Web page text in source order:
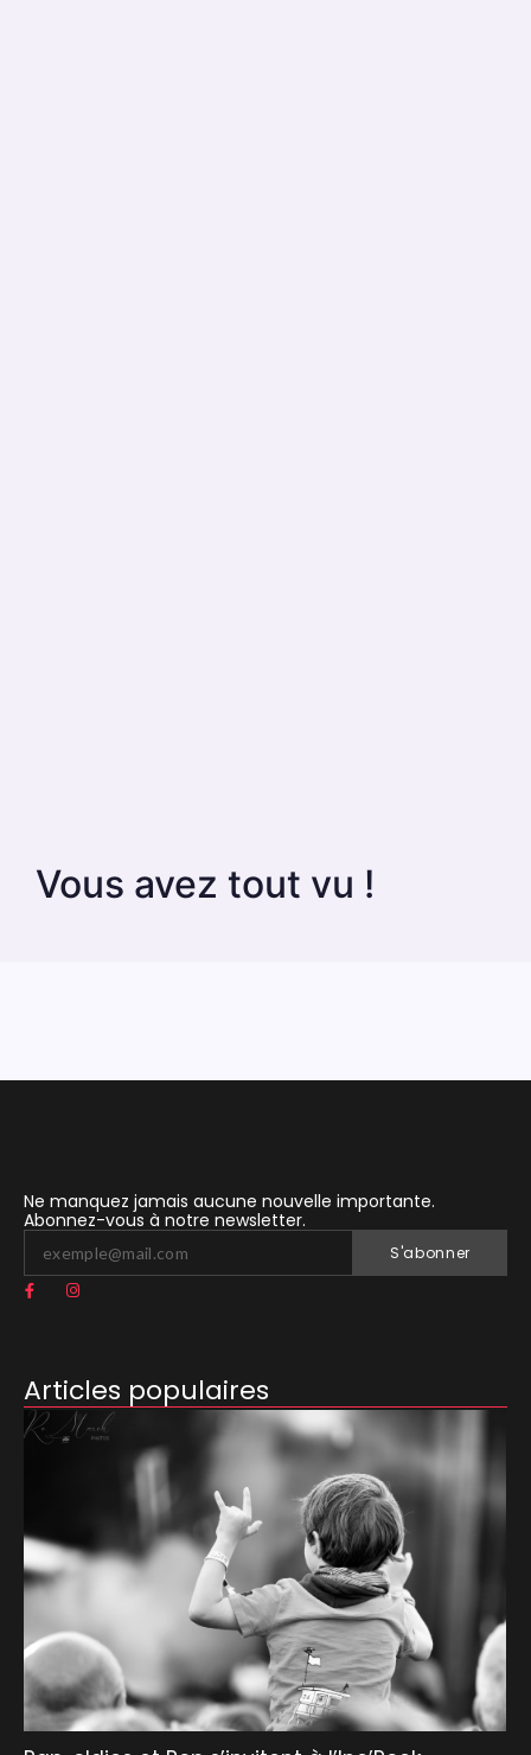
Vous avez tout vu !
Ne manquez jamais aucune nouvelle importante.
Abonnez-vous à notre newsletter.
S'abonner
Articles populaires